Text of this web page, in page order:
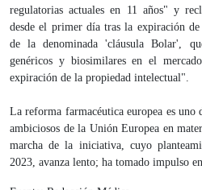
regulatorias actuales en 11 años" y
desde el primer día tras la expiración
de la denominada 'cláusula Bolar',
genéricos y biosimilares en el
expiración de la propiedad intelectual".
La reforma farmacéutica europea es uno
ambiciosos de la Unión Europea en
marcha de la iniciativa, cuyo
2023, avanza lento; ha tomado impulso